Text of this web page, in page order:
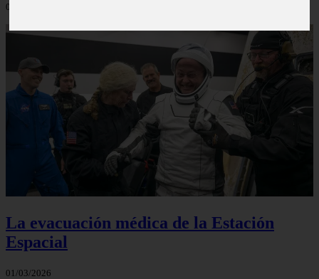
06/03/2026
La evacuación médica de la Estación
Espacial
01/03/2026